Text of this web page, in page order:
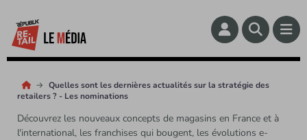
Quelles sont les dernières actualités sur la stratégie des
retailers ? - Les nominations
Découvrez les nouveaux concepts de magasins en France et à
l'international, les franchises qui bougent, les évolutions e-